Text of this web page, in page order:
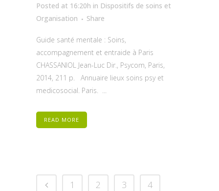
Posted at 16:20h in Dispositifs de soins et
Organisation
Share
Guide santé mentale : Soins,
accompagnement et entraide à Paris
CHASSANIOL Jean-Luc Dir., Psycom, Paris,
2014, 211 p. Annuaire lieux soins psy et
medicosocial. Paris. ...
READ MORE
1 2 3
4